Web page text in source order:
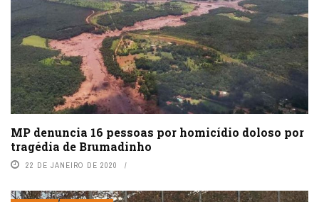
MP denuncia 16 pessoas por homicídio doloso por
tragédia de Brumadinho
22 DE JANEIRO DE 2020